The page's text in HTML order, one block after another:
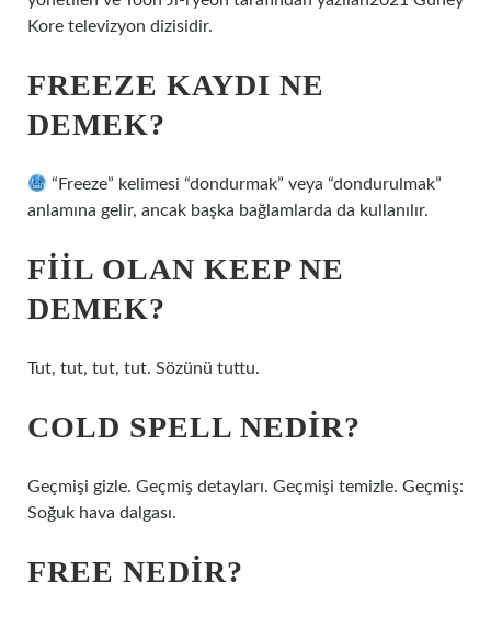
Kore televizyon dizisidir.
FREEZE KAYDI NE
DEMEK?
“Freeze” kelimesi “dondurmak” veya “dondurulmak”
anlamına gelir, ancak başka bağlamlarda da kullanılır.
FIIL OLAN KEEP NE
DEMEK?
Tut, tut, tut, tut. Sözünü tuttu.
COLD SPELL NEDIR?
Geçmişi gizle. Geçmiş detayları. Geçmişi temizle. Geçmiş:
Soğuk hava dalgası.
FREE NEDIR?